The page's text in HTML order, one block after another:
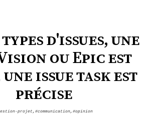
d'issues, une
ou Epic est
issue task est
précise
projet, #communication, #opinion